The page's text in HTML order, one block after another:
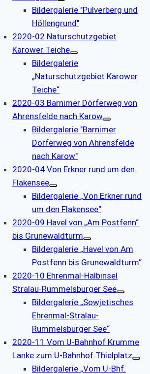
Bildergalerie "Pulverberg und
Höllengrund"
2020-02 Naturschutzgebiet
Karower Teiche
Bildergalerie
„Naturschutzgebiet Karower
Teiche“
2020-03 Barnimer Dörferweg von
Ahrensfelde nach Karow
Bildergalerie "Barnimer
Dörferweg von Ahrensfelde
nach Karow"
2020-04 Von Erkner rund um den
Flakensee
Bildergalerie „Von Erkner rund
um den Flakensee“
2020-09 Havel von „Am Postfenn“
bis Grunewaldturm
Bildergalerie „Havel von Am
Postfenn bis Grunewaldturm“
2020-10 Ehrenmal-Halbinsel
Stralau-Rummelsburger See
Bildergalerie „Sowjetisches
Ehrenmal-Stralau-
Rummelsburger See“
2020-11 Vom U-Bahnhof Krumme
Lanke zum U-Bahnhof Thielplatz
Bildergalerie „Vom U-Bhf.